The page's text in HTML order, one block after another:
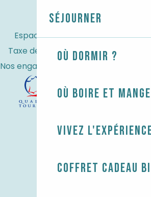
Séjourner
Où dormir ?
Où boire et
Vivez
Coffret cadeau
Espace Pro
Taxe de séjour
Nos engagements